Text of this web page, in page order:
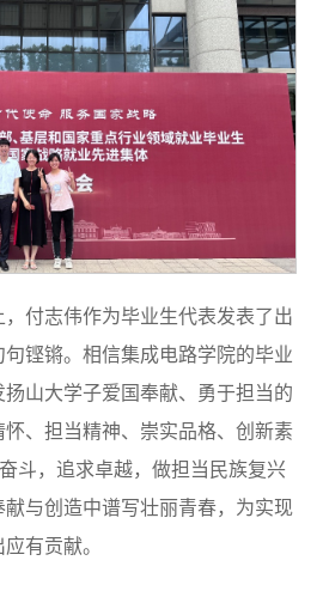
付志伟作为毕业生代表发表了出
铿锵。相信集成电路学院的毕业
山大学子爱国奉献、勇于担当的
、担当精神、崇实品格、创新素
斗，追求卓越，做担当民族复兴
与创造中谱写壮丽青春，为实现
有贡献。